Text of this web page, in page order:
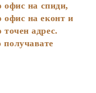
офис на спиди,
офис на еконт и
адрес.